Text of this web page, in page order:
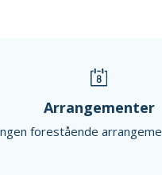
Arrangementer
forestående